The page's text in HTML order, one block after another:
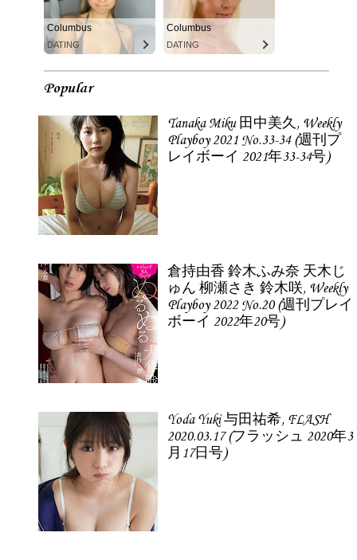
Columbus
DATING
Columbus
DATING
Popular
Tanaka Miku 田中美久, Weekly
Playboy 2021 No.33-34 (週刊プ
レイボーイ 2021年33-34号)
倉持由香 鈴木ふみ奈 天木じ
ゅん 柳瀬さき 鈴木咲, Weekly
Playboy 2022 No.20 (週刊プレイ
ボーイ 2022年20号)
Yoda Yuki 与田祐希, FLASH
2020.03.17 (フラッシュ 2020年3
月17日号)